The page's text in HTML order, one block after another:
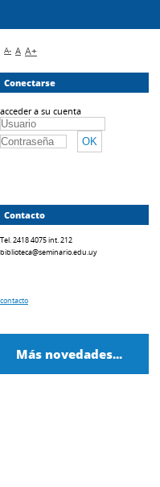
A- A A+
Conectarse
acceder a su cuenta
Contacto
Tel. 2418 4075 int. 212
biblioteca@seminario.edu.uy
contacto
Más novedades...